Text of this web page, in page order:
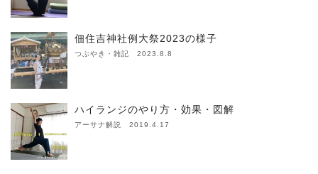
佃住吉神社例大祭2023の様子
つぶやき・雑記 2023.8.8
ハイランジのやり方・効果・図解
アーサナ解説 2019.4.17